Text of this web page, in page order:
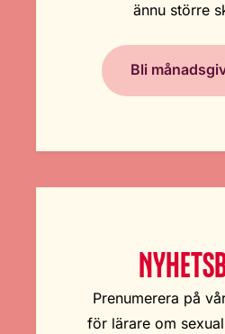
ännu större
Bli
Prenumerera på
för lärare om